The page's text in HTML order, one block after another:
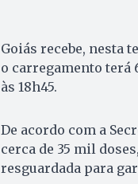
Goiás recebe, nesta
o carregamento terá
às 18h45.
De acordo com a
cerca de 35 mil
resguardada para